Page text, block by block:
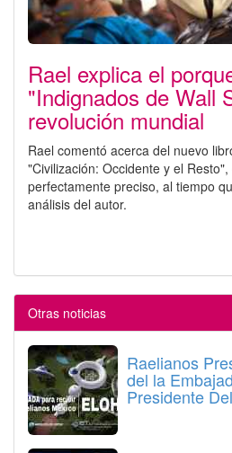
Rael explica el
"Indignados de Wall
revolución mundial
Rael comentó acerca del nuevo
"Civilización: Occidente y el
perfectamente preciso, al tiempo
análisis del autor.
Otras noticias
Raelianos
del la
Presidente